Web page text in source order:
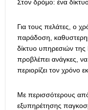
Στον δρόμο: ένα
Για τους πελάτες, ο
παράδοση,
δίκτυο υπηρεσιών της
προβλέπει ανάγκες,
περιορίζει τον χρόνο
Με περισσότερους
εξυπηρέτησης